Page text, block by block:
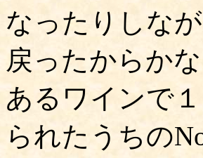
なったりしな
戻ったからか
あるワインで
られたうちの